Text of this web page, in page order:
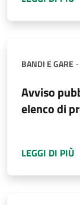
BANDI E GARE-
Avviso
elenco di
LEGGI DI PIÙ